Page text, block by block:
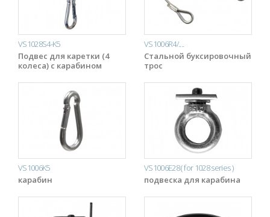
VS1028S4-K5
Подвес для каретки (4
колеса) с карабином
VS1006R4/....
Стальной буксировочный
трос
VS1006K5
карабин
VS1006E28 ( for 1028 series )
подвеска для карабина